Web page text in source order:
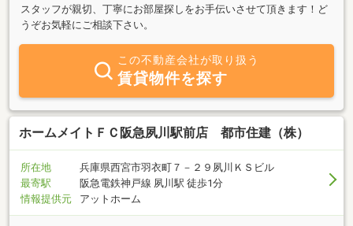
スタッフが親切、丁寧にお部屋探しをお手伝いさせて頂きます！ど
うぞお気軽にご相談下さい。
この不動産会社が取り扱う
賃貸物件を探す
ホームメイトＦＣ阪急夙川駅前店 都市住建（株）
所在地
兵庫県西宮市羽衣町７－２９夙川ＫＳビル
最寄駅
阪急電鉄神戸線 夙川駅 徒歩1分
情報提供元
アットホーム